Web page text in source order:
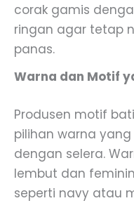
corak gamis
ringan agar tetap
panas.
Warna dan Motif
Produsen motif
pilihan warna
dengan selera.
lembut dan
seperti navy atau